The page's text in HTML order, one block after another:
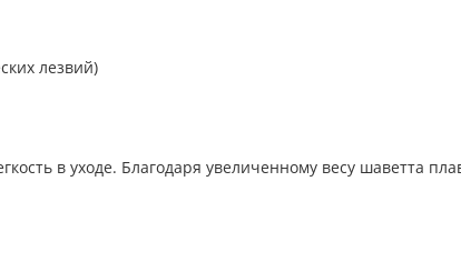
лезвий)
в уходе. Благодаря увеличенному весу шаветта